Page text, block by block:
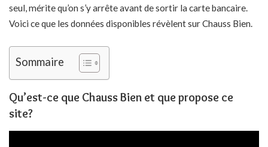
seul, mérite qu’on s’y arrête avant de sortir la carte bancaire.
Voici ce que les données disponibles révèlent sur Chauss Bien.
Sommaire
Qu’est-ce que Chauss Bien et que propose ce
site?